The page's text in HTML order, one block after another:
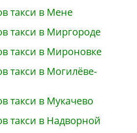
такси в Мене
такси в Миргороде
такси в Мироновке
такси в Могилёве-
такси в Мукачево
такси в Надворной